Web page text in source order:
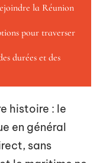
la Réunion
pour traverser
durées et des
histoire : le
en général
sans